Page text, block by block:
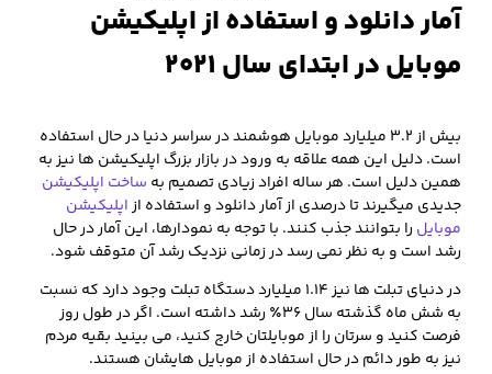
آمار دانلود و استفاده از اپلیکیشن
موبایل در ابتدای سال ۲۰۲۱
بیش از ۳.۲ میلیارد موبایل هوشمند در سراسر دنیا در حال استفاده
است. دلیل این همه علاقه به ورود در بازار بزرگ اپلیکیشن ها نیز به
همین دلیل است. هر ساله افراد زیادی تصمیم به ساخت اپلیکیشن
جدیدی میگیرند تا درصدی از آمار دانلود و استفاده ازاپلیکیشن
موبایل را بتوانند جذب کنند. با توجه به نمودارها، این آمار در حال
رشد است و به نظر نمی رسد در زمانی نزدیک رشد آن متوقف شود.
در دنیای تبلت ها نیز ۱.۱۴ میلیارد دستگاه تبلت وجود دارد که نسبت
به شش ماه گذشته سال ۳۶٪ رشد داشته است. اگر در طول روز
فرصت کنید و سرتان را از موبایلتان خارج کنید، می بینید بقیه مردم
نیز به طور دائم در حال استفاده از موبایل هایشان هستند.